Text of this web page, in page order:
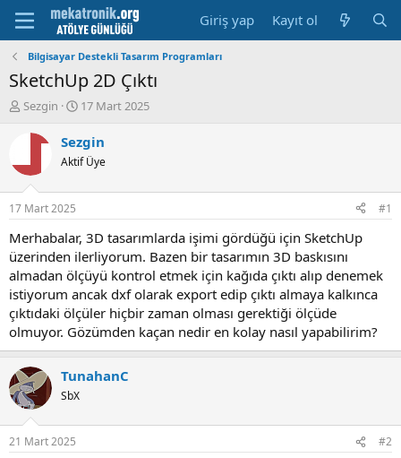
Giriş yap Kayıt ol
Bilgisayar Destekli Tasarım Programları
SketchUp 2D Çıktı
K
y
u
b
a
ş
a
t
a
n
Sezgin
B
ş
l
a
t
a
r
i
h
i
17 Mart 2025
Sezgin
Aktif Üye
17 Mart 2025 #1
Merhabalar, 3D tasarımlarda işimi gördüğü için SketchUp
üzerinden ilerliyorum. Bazen bir tasarımın 3D baskısını
almadan ölçüyü kontrol etmek için kağıda çıktı alıp denemek
istiyorum ancak dxf olarak export edip çıktı almaya kalkınca
çıktıdaki ölçüler hiçbir zaman olması gerektiği ölçüde
olmuyor. Gözümden kaçan nedir en kolay nasıl yapabilirim?
TunahanC
SbX
21 Mart 2025 #2